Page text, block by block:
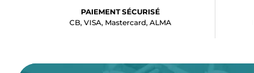
PAIEMENT SÉCURISÉ
CB, VISA, Mastercard, ALMA